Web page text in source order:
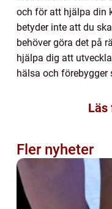
och för att hjälpa din
betyder inte att du
behöver göra det på
hjälpa dig att
hälsa och förebygger
Läs
Fler nyheter